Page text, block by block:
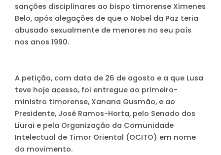
sanções disciplinares ao bispo timorense Ximenes
Belo, após alegações de que o Nobel da Paz teria
abusado sexualmente de menores no seu país
nos anos 1990.
A petição, com data de 26 de agosto e a que Lusa
teve hoje acesso, foi entregue ao primeiro-
ministro timorense, Xanana Gusmão, e ao
Presidente, José Ramos-Horta, pelo Senado dos
Liurai e pela Organização da Comunidade
Intelectual de Timor Oriental (OCITO) em nome
do movimento.